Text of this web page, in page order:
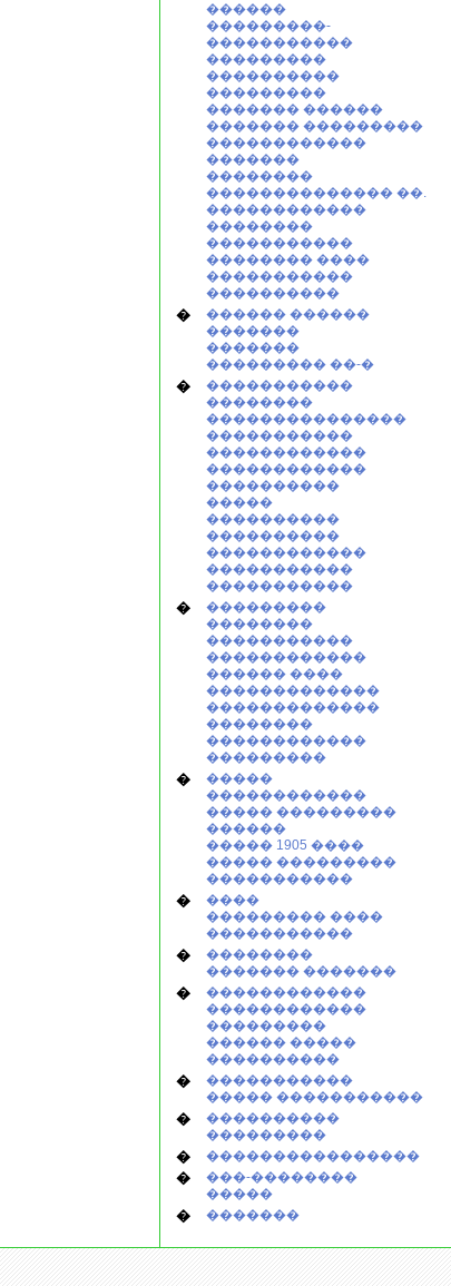
������
���������-
�����������
���������
����������
���������
������� ������
������� ���������
������������
�������
��������
�������������� ��.
������������
��������
�����������
�������� ����
�����������
����������
�
������ ������
�������
�������
��������� ��-�
�
�����������
��������
���������������
�����������
������������
������������
����������
�����
����������
����������
������������
�����������
�����������
�
���������
��������
�����������
������������
������ ����
�������������
�������������
��������
������������
���������
�
�����
������������
����� ���������
������
����� 1905 ����
����� ���������
�����������
�
����
��������� ����
�����������
�
��������
������� �������
�
������������
������������
���������
������ �����
����������
�
�����������
����� �����������
�
����������
���������
� ����������������
�
���-��������
�����
� �������